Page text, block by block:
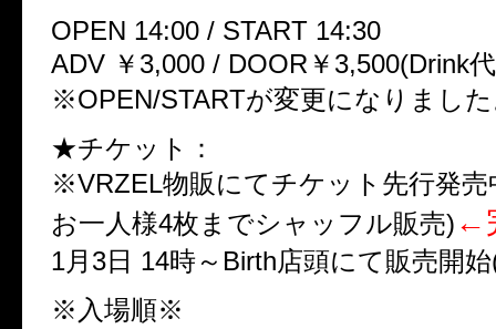
OPEN 14:00 / START 14:30
ADV ￥3,000 / DOOR￥3,500(Drink
※OPEN/STARTが変更になりまし
★チケット：
※VRZEL物販にてチケット先行発売
お一人様4枚までシャッフル販売) ←
1月3日 14時～Birth店頭にて販売開
※入場順※